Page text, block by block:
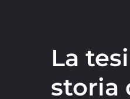
La
storia